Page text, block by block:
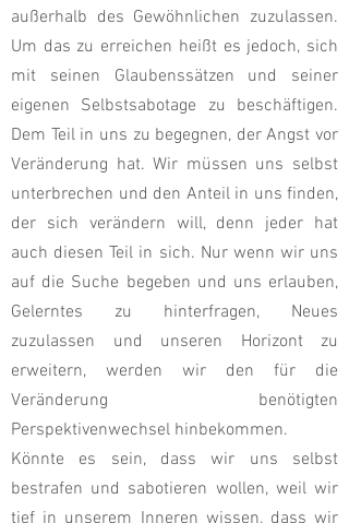
außerhalb des Gewöhnlichen zuzulassen.
Um das zu erreichen heißt es jedoch, sich
mit seinen Glaubenssätzen und seiner
eigenen Selbstsabotage zu beschäftigen.
Dem Teil in uns zu begegnen, der Angst vor
Veränderung hat. Wir müssen uns selbst
unterbrechen und den Anteil in uns finden,
der sich verändern will, denn jeder hat
auch diesen Teil in sich. Nur wenn wir uns
auf die Suche begeben und uns erlauben,
Gelerntes zu hinterfragen, Neues
zuzulassen und unseren Horizont zu
erweitern, werden wir den für die
Veränderung benötigten
Perspektivenwechsel hinbekommen.
Könnte es sein, dass wir uns selbst
bestrafen und sabotieren wollen, weil wir
tief in unserem Inneren wissen, dass wir